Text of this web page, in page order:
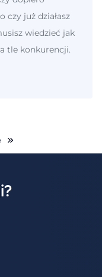
czy już działasz
wiedzieć jak
tle konkurencji.